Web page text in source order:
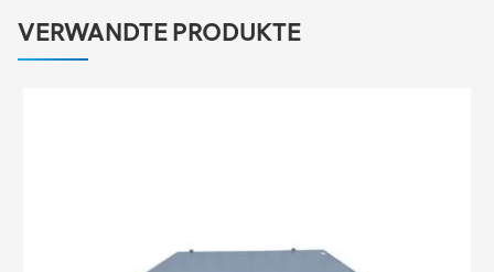
VERWANDTE PRODUKTE